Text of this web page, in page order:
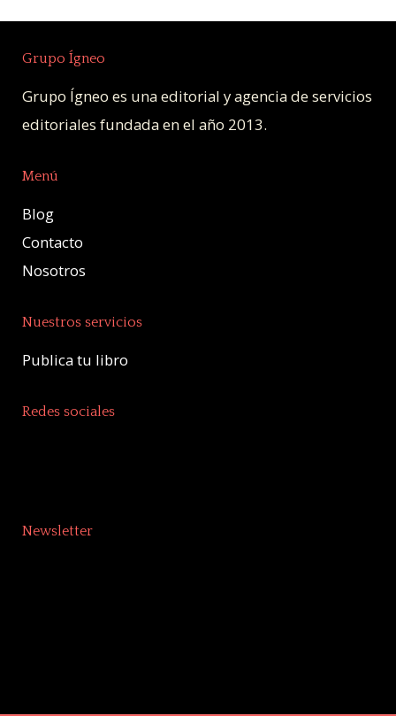
Grupo Ígneo
Grupo Ígneo es una editorial y agencia de servicios
editoriales fundada en el año 2013.
Menú
Blog
Contacto
Nosotros
Nuestros servicios
Publica tu libro
Redes sociales
Newsletter